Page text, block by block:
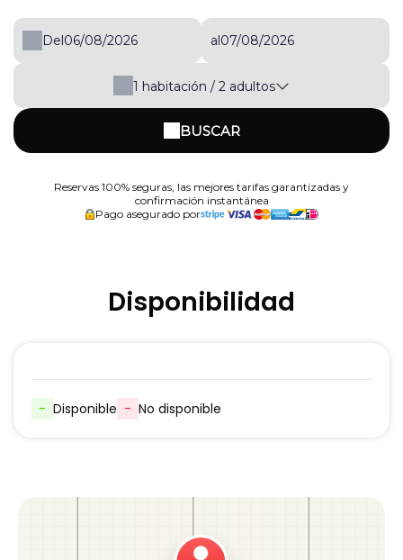
Del al
1 habitación / 2 adultos
BUSCAR
Reservas 100% seguras, las mejores tarifas garantizadas y
confirmación instantánea
Pago asegurado por
Disponibilidad
- Disponible - No disponible